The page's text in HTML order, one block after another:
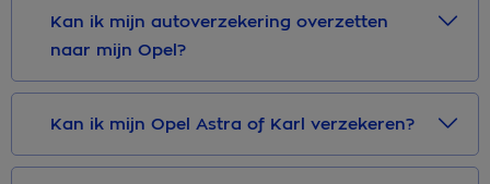
Kan ik mijn autoverzekering overzetten
naar mijn Opel?
Kan ik mijn Opel Astra of Karl verzekeren?